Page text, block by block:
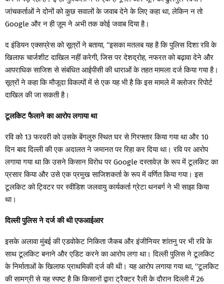
जांचकर्ताओं ने दोनों को कुछ सवालों के जवाब देने के लिए कहा था, लेकिन न तो
Google और न ही ज़ूम ने अभी तक कोई जवाब दिया है।
द इंडियन एक्सप्रेस को सूत्रों ने बताया, “इसका मतलब यह है कि पुलिस दिशा रवि के
खिलाफ चार्जशीट दाखिल नहीं करेगी, जिस पर देशद्रोह, नफरत को बढ़ावा देने और
आपराधिक साजिश से संबंधित आईपीसी की धाराओं के तहत मामला दर्ज किया गया है।
सूत्रों ने कहा कि मौजूदा विकल्पों में से एक यह भी है कि इस मामले में क्लोजर रिपोर्ट
दाखिल की जा सकती है।
टूलकिट फैलाने का आरोप लगाया था
रवि को 13 फरवरी को उसके बेंगलुरु स्थित घर से गिरफ्तार किया गया था और 10
दिन बाद दिल्ली की एक अदालत ने जमानत पर रिहा कर दिया था। रवि पर आरोप
लगाया गया था कि उसने किसान विरोध पर Google दस्तावेज़ के रूप में टूलकिट का
प्रसार किया और उसे एक प्रमुख साजिशकर्ता के रूप में वर्णित किया गया। इस
टूलकिट को ट्विटर पर स्वीडिश जलवायु कार्यकर्ता ग्रेटा थनबर्ग ने भी साझा किया
था।
दिल्ली पुलिस ने दर्ज की थी एफआईआर
इसके अलावा मुंबई की एडवोकेट निकिता जैकब और इंजीनियर शांतनु पर भी रवि के
साथ टूलकिट बनाने और एडिट करने का आरोप लगा था। दिल्ली पुलिस ने टूलकिट
के निर्माताओं के खिलाफ प्राथमिकी दर्ज की थी। यह आरोप लगाया गया था, “टूलकिट
की सामग्री से यह स्पष्ट है कि किसानों द्वारा ट्रैक्टर रैली के दौरान दिल्ली में 26